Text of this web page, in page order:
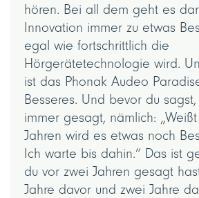
hören. Bei all dem geht es
Innovation immer zu etwas
egal wie fortschrittlich die
Hörgerätetechnologie wird.
ist das Phonak Audeo
Besseres. Und bevor du
immer gesagt, nämlich:
Jahren wird es etwas noch
Ich warte bis dahin.“ Das ist
du vor zwei Jahren gesagt
Jahre davor und zwei Jahre